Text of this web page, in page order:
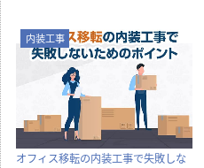
内装工事
オフィス移転の内装工事で失敗しな